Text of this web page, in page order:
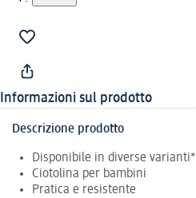
Informazioni sul prodotto
Descrizione prodotto
Disponibile in diverse varianti*
Ciotolina per bambini
Pratica e resistente